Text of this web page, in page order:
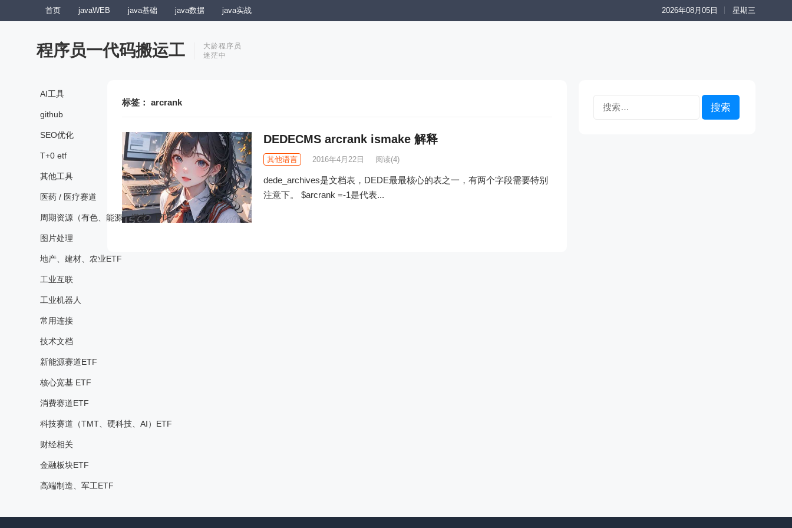
首页 javaWEB java基础 java数据 java实战 2026年08月05日 星期三
程序员一代码搬运工
大龄程序员
迷茫中
AI工具
github
SEO优化
T+0 etf
其他工具
医药 / 医疗赛道
周期资源（有色、能源、煤炭）ETF
图片处理
地产、建材、农业ETF
工业互联
工业机器人
常用连接
技术文档
新能源赛道ETF
核心宽基 ETF
消费赛道ETF
科技赛道（TMT、硬科技、AI）ETF
财经相关
金融板块ETF
高端制造、军工ETF
标签： arcrank
DEDECMS arcrank ismake 解释
其他语言 2016年4月22日 阅读(4)
dede_archives是文档表，DEDE最最核心的表之一，有两个字段需要特别
注意下。 $arcrank =-1是代表...